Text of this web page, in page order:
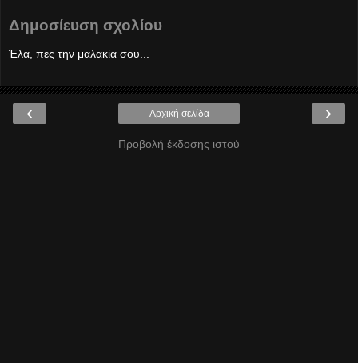
Δημοσίευση σχολίου
Έλα, πες την μαλακία σου...
‹ ›
Αρχική σελίδα
Προβολή έκδοσης ιστού